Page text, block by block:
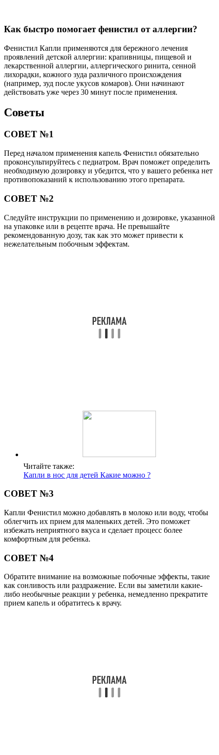
Как быстро помогает фенистил от аллергии?
Фенистил Капли применяются для бережного лечения
проявлений детской аллергии: крапивницы, пищевой и
лекарственной аллергии, аллергического ринита, сенной
лихорадки, кожного зуда различного происхождения
(например, зуд после укусов комаров). Они начинают
действовать уже через 30 минут после применения.
Советы
СОВЕТ №1
Перед началом применения капель Фенистил обязательно
проконсультируйтесь с педиатром. Врач поможет определить
необходимую дозировку и убедится, что у вашего ребенка нет
противопоказаний к использованию этого препарата.
СОВЕТ №2
Следуйте инструкции по применению и дозировке, указанной
на упаковке или в рецепте врача. Не превышайте
рекомендованную дозу, так как это может привести к
нежелательным побочным эффектам.
Читайте также:
Капли в нос для детей Какие можно ?
СОВЕТ №3
Капли Фенистил можно добавлять в молоко или воду, чтобы
облегчить их прием для маленьких детей. Это поможет
избежать неприятного вкуса и сделает процесс более
комфортным для ребенка.
СОВЕТ №4
Обратите внимание на возможные побочные эффекты, такие
как сонливость или раздражение. Если вы заметили какие-
либо необычные реакции у ребенка, немедленно прекратите
прием капель и обратитесь к врачу.